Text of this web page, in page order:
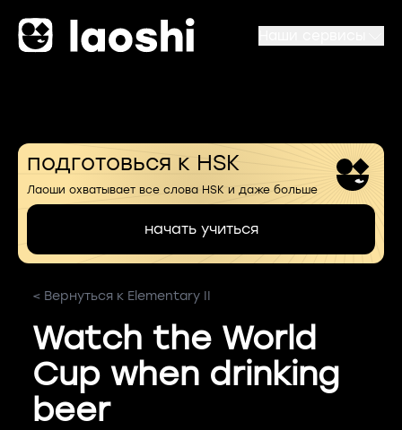
подготовься к HSK
Лаоши охватывает все слова HSK и даже больше
начать учиться
< Вернуться к Elementary II
Watch the World
Cup when drinking
beer